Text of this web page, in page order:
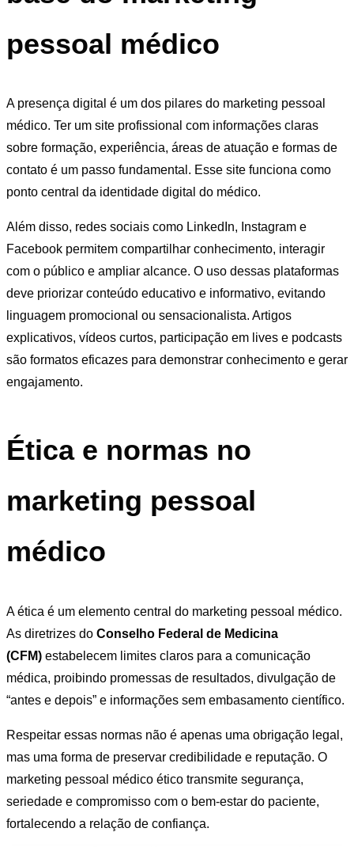
pessoal médico
A presença digital é um dos pilares do marketing pessoal
médico. Ter um site profissional com informações claras
sobre formação, experiência, áreas de atuação e formas de
contato é um passo fundamental. Esse site funciona como
ponto central da identidade digital do médico.
Além disso, redes sociais como LinkedIn, Instagram e
Facebook permitem compartilhar conhecimento, interagir
com o público e ampliar alcance. O uso dessas plataformas
deve priorizar conteúdo educativo e informativo, evitando
linguagem promocional ou sensacionalista. Artigos
explicativos, vídeos curtos, participação em lives e podcasts
são formatos eficazes para demonstrar conhecimento e gerar
engajamento.
Ética e normas no
marketing pessoal
médico
A ética é um elemento central do marketing pessoal médico.
As diretrizes do Conselho Federal de Medicina
(CFM) estabelecem limites claros para a comunicação
médica, proibindo promessas de resultados, divulgação de
“antes e depois” e informações sem embasamento científico.
Respeitar essas normas não é apenas uma obrigação legal,
mas uma forma de preservar credibilidade e reputação. O
marketing pessoal médico ético transmite segurança,
seriedade e compromisso com o bem-estar do paciente,
fortalecendo a relação de confiança.